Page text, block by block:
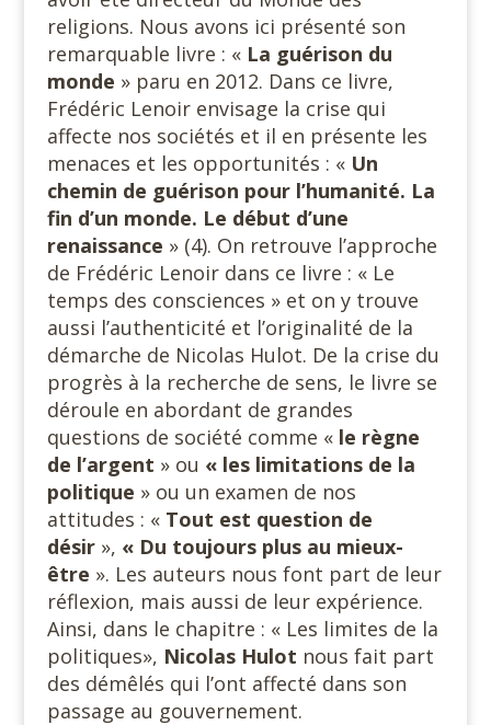
religions. Nous avons ici présenté son
remarquable livre : « La guérison du
monde » paru en 2012. Dans ce livre,
Frédéric Lenoir envisage la crise qui
affecte nos sociétés et il en présente les
menaces et les opportunités : « Un
chemin de guérison pour l’humanité. La
fin d’un monde. Le début d’une
renaissance » (4). On retrouve l’approche
de Frédéric Lenoir dans ce livre : « Le
temps des consciences » et on y trouve
aussi l’authenticité et l’originalité de la
démarche de Nicolas Hulot. De la crise du
progrès à la recherche de sens, le livre se
déroule en abordant de grandes
questions de société comme « le règne
de l’argent » ou « les limitations de la
politique » ou un examen de nos
attitudes : « Tout est question de
désir », « Du toujours plus au mieux-
être ». Les auteurs nous font part de leur
réflexion, mais aussi de leur expérience.
Ainsi, dans le chapitre : « Les limites de la
politiques», Nicolas Hulot nous fait part
des démêlés qui l’ont affecté dans son
passage au gouvernement.